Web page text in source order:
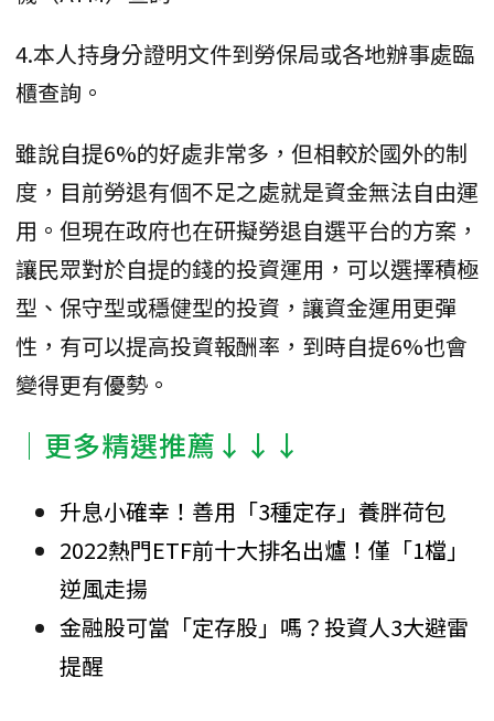
4.本人持身分證明文件到勞保局或各地辦事處臨
櫃查詢。
雖說自提6%的好處非常多，但相較於國外的制
度，目前勞退有個不足之處就是資金無法自由運
用。但現在政府也在研擬勞退自選平台的方案，
讓民眾對於自提的錢的投資運用，可以選擇積極
型、保守型或穩健型的投資，讓資金運用更彈
性，有可以提高投資報酬率，到時自提6%也會
變得更有優勢。
│更多精選推薦↓↓↓
升息小確幸！善用「3種定存」養胖荷包
2022熱門ETF前十大排名出爐！僅「1檔」
逆風走揚
金融股可當「定存股」嗎？投資人3大避雷
提醒